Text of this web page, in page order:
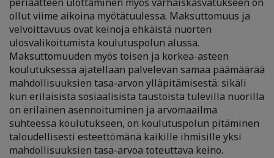
ollut viime aikoina myötätuulessa. Maksuttomuus ja
velvoittavuus ovat keinoja ehkäistä nuorten
ulosvalikoitumista koulutuspolun alussa.
Maksuttomuuden myös toisen ja korkea-asteen
koulutuksessa ajatellaan palvelevan samaa päämäärää
mahdollisuuksien tasa-arvon ylläpitämisestä: sikäli
kun erilaisista sosiaalisista taustoista tulevilla nuorilla
on erilainen asennoituminen ja arvomaailma
suhteessa koulutukseen, on koulutuspolun pitäminen
taloudellisesti esteettömänä kaikille ihmisille yksi
mahdollisuuksien tasa-arvoa toteuttava keino.